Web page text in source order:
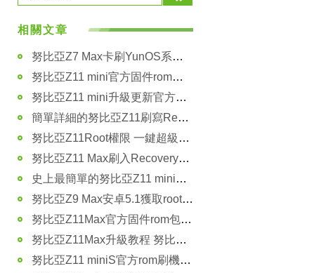
相關文章
努比亞Z7 Max卡刷YunOS系統刷機教程
努比亞Z11 mini官方固件rom包 升級包下載
努比亞Z11 mini升級更新官方系統的詳細教程
簡單詳細的努比亞Z11刷寫Recovery圖文教程
努比亞Z11Root權限 一鍵超級權限詳細圖文教程
努比亞Z11 Max刷入Recovery的詳細圖文教程
史上最簡單的努比亞Z11 mini安裝Xposed框架美化教程
努比亞Z9 Max安卓5.1獲取root權限詳細的圖文教程
努比亞Z11Max官方固件rom包 努比亞Z11Max升級包
努比亞Z11Max升級教程 努比亞Z11Max升級更新官方系統
努比亞Z11 miniS官方rom刷機包 nubia Z11 mini S系統包下載